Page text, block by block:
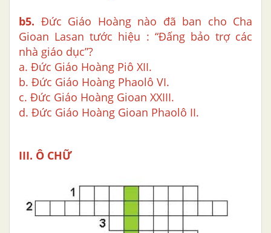
b5. Đức Giáo Hoàng nào đã ban cho Cha
Gioan Lasan tước hiệu : “Đấng bảo trợ các
nhà giáo dục”?
a. Đức Giáo Hoàng Piô XII.
b. Đức Giáo Hoàng Phaolô VI.
c. Đức Giáo Hoàng Gioan XXIII.
d. Đức Giáo Hoàng Gioan Phaolô II.
III. Ô CHỮ